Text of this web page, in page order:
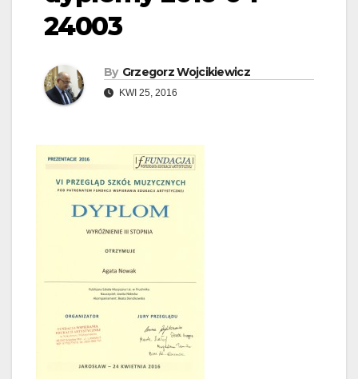
24003
By Grzegorz Wojcikiewicz
KWI 25, 2016